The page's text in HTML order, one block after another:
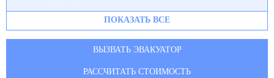
ПОКАЗАТЬ ВСЕ
ВЫЗВАТЬ ЭВАКУАТОР
РАССЧИТАТЬ СТОИМОСТЬ